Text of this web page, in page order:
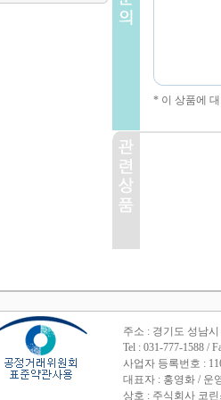
* 이 상품에
주소 : 경기도 성남
Tel : 031-777-1588 /
사업자 등록번호 :
대표자 : 홍영화 / 운
상호 : 주식회사 코린